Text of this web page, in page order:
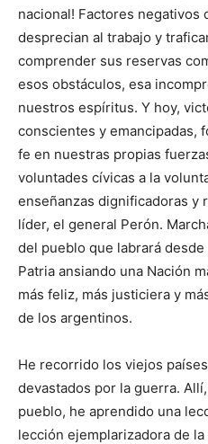
nacional! Factores negativos
desprecian al trabajo y
comprender sus reservas
esos obstáculos, esa
nuestros espíritus. Y hoy,
conscientes y emancipadas,
fe en nuestras propias
voluntades cívicas a la
enseñanzas dignificadoras y
líder, el general Perón.
del pueblo que labrará
Patria ansiando una Nación
más feliz, más justiciera y
de los argentinos.
He recorrido los viejos
devastados por la guerra.
pueblo, he aprendido una
lección ejemplarizadora de